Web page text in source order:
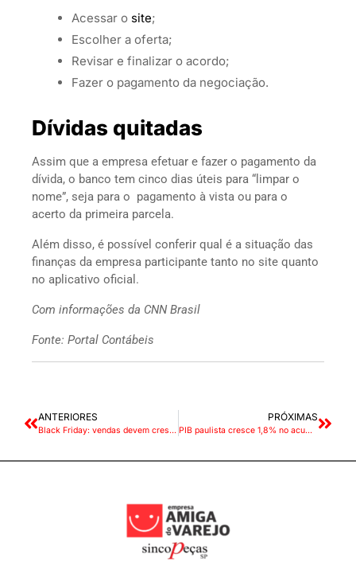
Acessar o site;
Escolher a oferta;
Revisar e finalizar o acordo;
Fazer o pagamento da negociação.
Dívidas quitadas
Assim que a empresa efetuar e fazer o pagamento da
dívida, o banco tem cinco dias úteis para “limpar o
nome”, seja para o pagamento à vista ou para o
acerto da primeira parcela.
Além disso, é possível conferir qual é a situação das
finanças da empresa participante tanto no site quanto
no aplicativo oficial.
Com informações da CNN Brasil
Fonte: Portal Contábeis
ANTERIORES
Black Friday: vendas devem crescer, mas em ritmo menor
PRÓXIMAS
PIB paulista cresce 1,8% no acumulado de janeiro a agosto